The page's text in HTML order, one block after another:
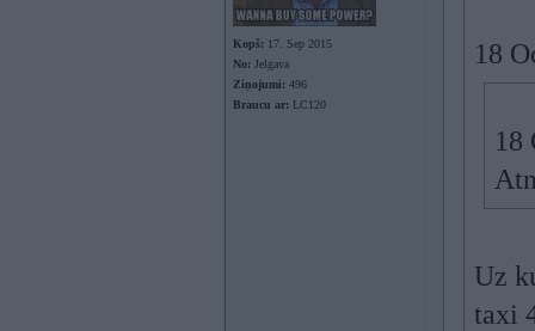
Kopš: 17. Sep 2015
No: Jelgava
Ziņojumi: 496
Braucu ar: LC120
18
18
Uz
taxi